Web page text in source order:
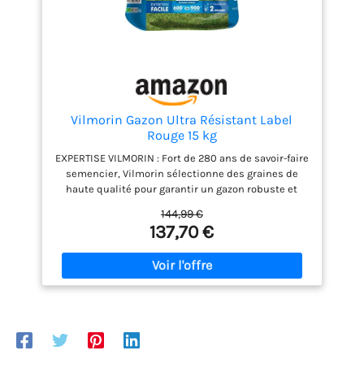
Vilmorin Gazon Ultra Résistant Label
Rouge 15 kg
EXPERTISE VILMORIN : Fort de 280 ans de savoir-faire
semencier, Vilmorin sélectionne des graines de
haute qualité pour garantir un gazon robuste et
Spécialement formulé pour les familles actives et
les amateurs de plein air, ce gazon robuste
supporte sans s’altérer les jeux, le sport et les
passages intensifs, même dans les zones les plus
sollicitées. CERTIFIÉ LABEL ROUGE : Bénéficiez d'un
limitant les déchets de coupe. RÉSISTANCE AU
144,99 €
137,70 €